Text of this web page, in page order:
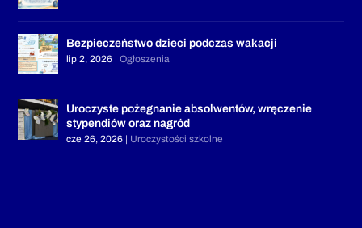
Bezpieczeństwo dzieci podczas wakacji
lip 2, 2026 |Ogłoszenia
Uroczyste pożegnanie absolwentów, wręczenie
stypendiów oraz nagród
cze 26, 2026 | Uroczystości szkolne